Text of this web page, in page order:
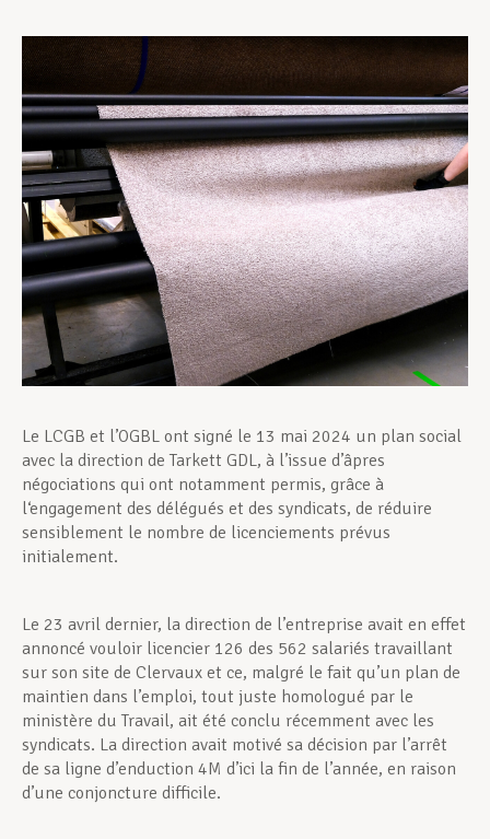
Développement professionnel
Devenir Membre
Actualités
Le LCGB et l’OGBL ont signé le 13 mai 2024 un plan social
avec la direction de Tarkett GDL, à l’issue d’âpres
négociations qui ont notamment permis, grâce à
l‘engagement des délégués et des syndicats, de réduire
sensiblement le nombre de licenciements prévus
initialement.
Le 23 avril dernier, la direction de l’entreprise avait en effet
annoncé vouloir licencier 126 des 562 salariés travaillant
sur son site de Clervaux et ce, malgré le fait qu’un plan de
maintien dans l’emploi, tout juste homologué par le
ministère du Travail, ait été conclu récemment avec les
syndicats. La direction avait motivé sa décision par l’arrêt
de sa ligne d’enduction 4M d’ici la fin de l’année, en raison
d’une conjoncture difficile.